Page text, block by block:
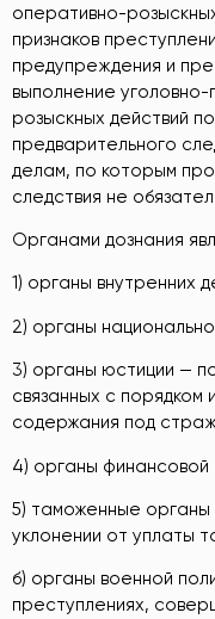
оперативно-
признаков
предупреждения и
выполнение
розыскных действий
предварительного
делам, по которым
следствия не
Органами дознания
1) органы внутренних
2) органы
3) органы юстиции —
связанных с порядком
содержания под
4) органы финансовой
5) таможенные
уклонении от уплаты
б) органы военной
преступлениях,